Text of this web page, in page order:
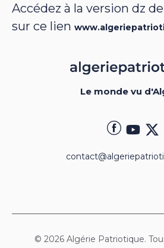
Accédez à la version dz
sur ce lien
Le monde vu
© 2026 Algérie Patriotique.